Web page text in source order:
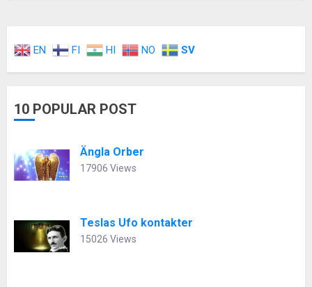
EN FI HI NO SV
10 POPULAR POST
Ängla Orber
17906 Views
Teslas Ufo kontakter
15026 Views